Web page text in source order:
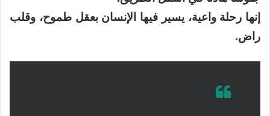
إنها رحلة واعية، يسير فيها الإنسان بعقل طموح، وقلب
راض.